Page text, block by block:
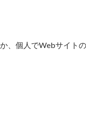
、個人でWebサイト